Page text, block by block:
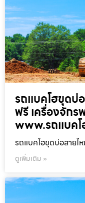
รถแบคโฮขุดบ่
ฟรี เครื่องจัก
www.รถแบค
รถแบคโฮขุดบ่อสายไ
ดูเพิ่มเติม »